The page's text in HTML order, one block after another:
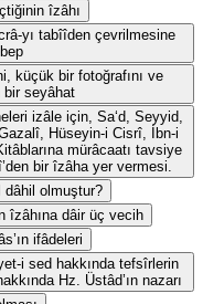
îzâhı
yı tabîîden çevrilmesine
küçük bir fotoğrafını ve
bir seyâhat
izâle için, Sa‘d, Seyyid,
Hüseyin-i Cisrî, İbn-i
mürâcaatı tavsiye
bir îzâha yer vermesi.
dâhil olmuştur?
îzâhına dâir üç vecih
ifâdeleri
i sed hakkında tefsîrlerin
Hz. Üstâd’ın nazarı